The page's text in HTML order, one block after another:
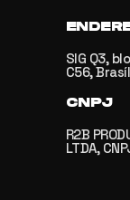
SIG Q3,
C56,
CNPJ
R2B
LTDA,